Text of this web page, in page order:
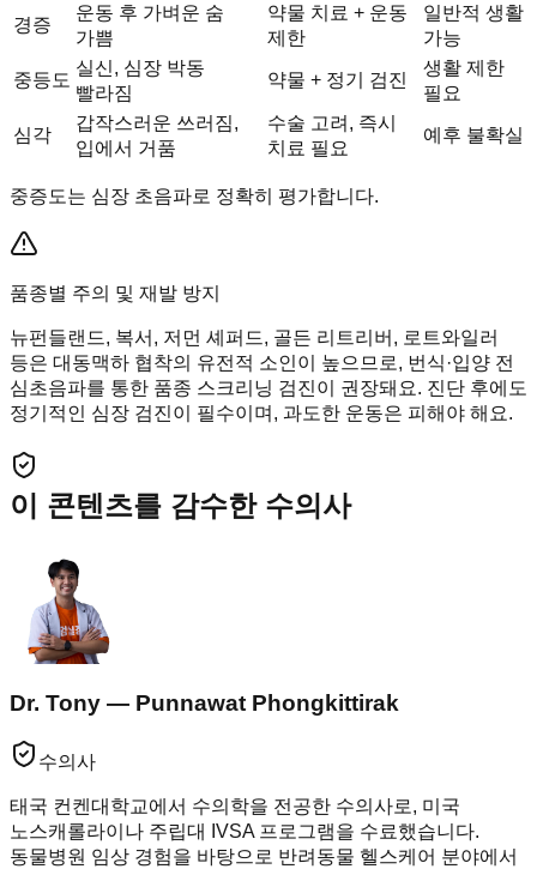
경증
운동 후 가벼운 숨
가쁨
약물 치료 + 운동
제한
일반적 생활
가능
중등도
실신, 심장 박동
빨라짐
약물 + 정기 검진
생활 제한
필요
심각
갑작스러운 쓰러짐,
입에서 거품
수술 고려, 즉시
치료 필요
예후 불확실
중증도는 심장 초음파로 정확히 평가합니다.
품종별 주의 및 재발 방지
뉴펀들랜드, 복서, 저먼 셰퍼드, 골든 리트리버, 로트와일러
등은 대동맥하 협착의 유전적 소인이 높으므로, 번식·입양 전
심초음파를 통한 품종 스크리닝 검진이 권장돼요. 진단 후에도
정기적인 심장 검진이 필수이며, 과도한 운동은 피해야 해요.
이 콘텐츠를 감수한 수의사
Dr. Tony — Punnawat Phongkittirak
수의사
태국 컨켄대학교에서 수의학을 전공한 수의사로, 미국
노스캐롤라이나 주립대 IVSA 프로그램을 수료했습니다.
동물병원 임상 경험을 바탕으로 반려동물 헬스케어 분야에서